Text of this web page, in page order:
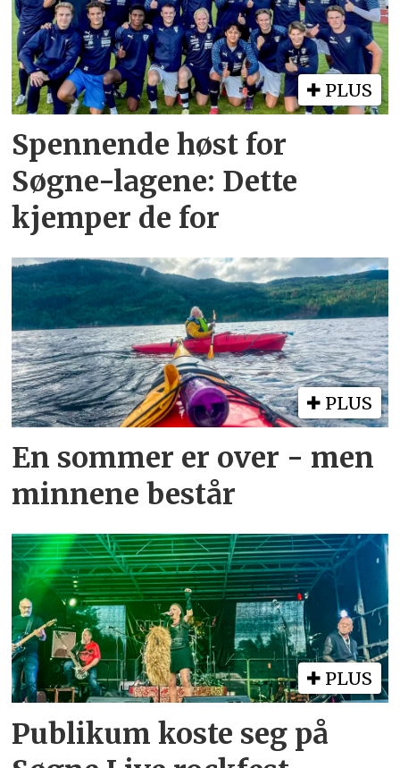
PLUS
Spennende høst for
Søgne-lagene: Dette
kjemper de for
PLUS
En sommer er over - men
minnene består
PLUS
Publikum koste seg på